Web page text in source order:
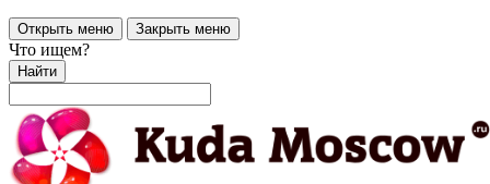
Открыть меню Закрыть меню
Что ищем?
Найти